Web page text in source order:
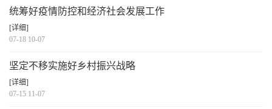
统筹好疫情防控和经济社会发展工作
[详细]
07-18 10-07
坚定不移实施好乡村振兴战略
[详细]
07-15 11-07